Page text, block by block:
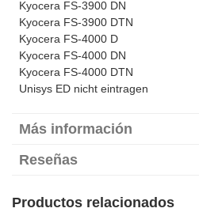
Kyocera FS-3900 DN
Kyocera FS-3900 DTN
Kyocera FS-4000 D
Kyocera FS-4000 DN
Kyocera FS-4000 DTN
Unisys ED nicht eintragen
Más información
Reseñas
Productos relacionados